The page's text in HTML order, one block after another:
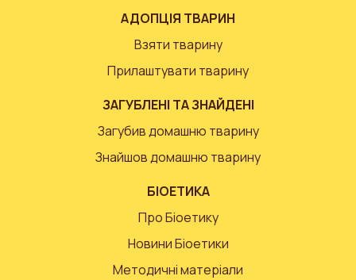
АДОПЦІЯ ТВАРИН
Взяти тварину
Прилаштувати тварину
ЗАГУБЛЕНІ ТА ЗНАЙДЕНІ
Загубив домашню тварину
Знайшов домашню тварину
БІОЕТИКА
Про Біоетику
Новини Біоетики
Методичні матеріали